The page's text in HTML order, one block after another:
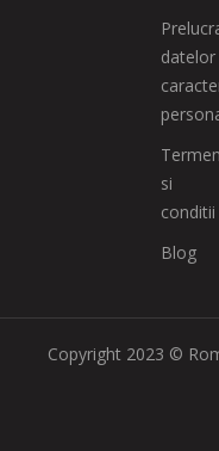
datelor
si
conditii
Blog
Copyright 2023 ©